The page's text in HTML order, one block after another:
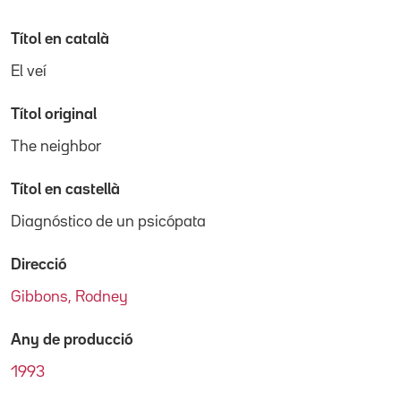
Títol en català
El veí
Títol original
The neighbor
Títol en castellà
Diagnóstico de un psicópata
Direcció
Gibbons, Rodney
Any de producció
1993